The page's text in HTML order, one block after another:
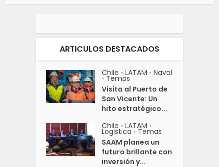
ARTICULOS DESTACADOS
Chile • LATAM • Naval
• Temas
Visita al Puerto de
San Vicente: Un
hito estratégico...
Chile • LATAM •
Logistica • Temas
SAAM planea un
futuro brillante con
inversión y...